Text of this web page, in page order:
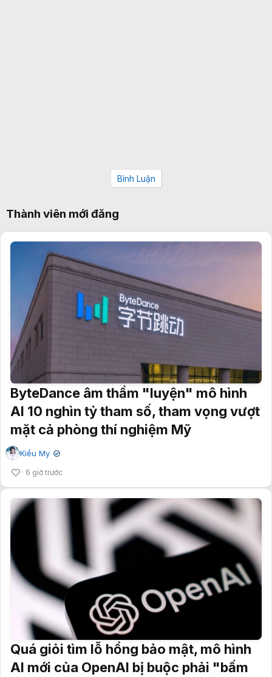
Bình Luận
Thành viên mới đăng
ByteDance âm thầm "luyện" mô hình
AI 10 nghìn tỷ tham số, tham vọng vượt
mặt cả phòng thí nghiệm Mỹ
Kiều My ✔
6 giờ trước
Quá giỏi tìm lỗ hổng bảo mật, mô hình
AI mới của OpenAI bị buộc phải "bấm